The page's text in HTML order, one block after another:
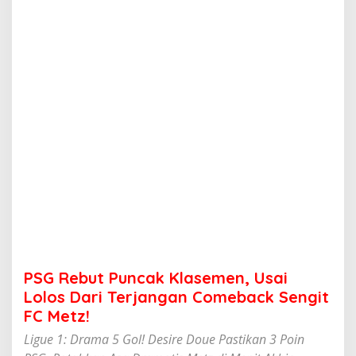
l
o
s
a
r
PSG Rebut Puncak Klasemen, Usai
Lolos Dari Terjangan Comeback Sengit
FC Metz!
Ligue 1: Drama 5 Gol! Desire Doue Pastikan 3 Poin